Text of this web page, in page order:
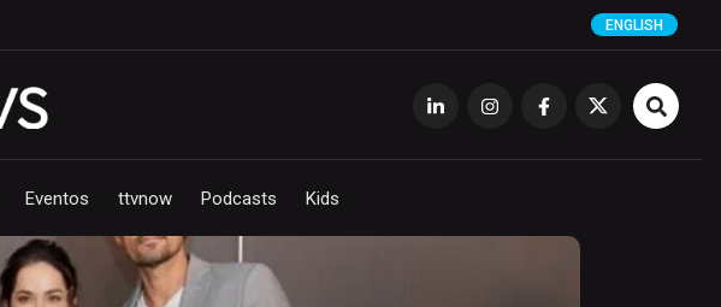
ENGLISH
Eventos ttvnow Podcasts Kids